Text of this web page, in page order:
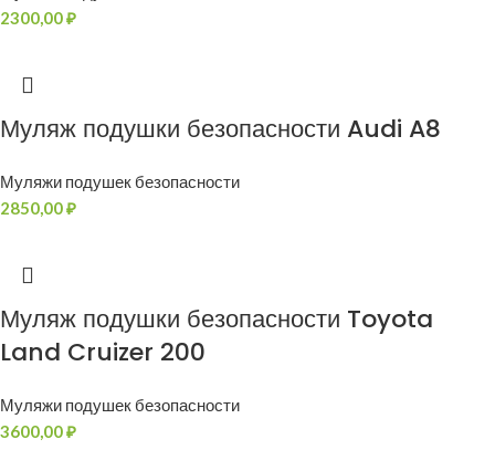
2300,00₽
Муляж подушки безопасности Audi A8
Муляжи подушек безопасности
2850,00₽
Муляж подушки безопасности Toyota
Land Cruizer 200
Муляжи подушек безопасности
3600,00₽